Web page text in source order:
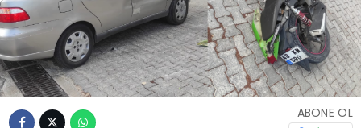
WhatsApp
İhbar Hattı
FacebookABONE OL